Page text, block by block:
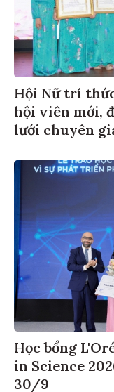
Hội Nữ trí
hội viên mới,
lưới chuyên
Học bổng
in Science
30/9